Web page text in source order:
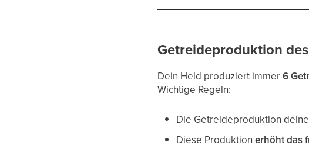
Getreideproduktion
Dein Held produziert immer6
Wichtige Regeln:
Die Getreideproduktion
Diese Produktionerhöht das